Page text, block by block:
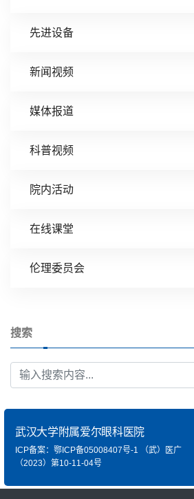
先进设备
新闻视频
媒体报道
科普视频
院内活动
在线课堂
伦理委员会
搜索
武汉大学附属爱尔眼科医院
ICP备案：鄂ICP备05008407号-1 （武）医广
（2023）第10-11-04号